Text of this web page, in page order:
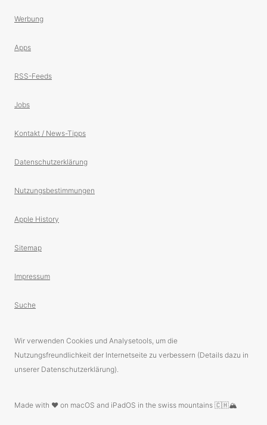
Werbung
Apps
RSS-Feeds
Jobs
Kontakt / News-Tipps
Datenschutzerklärung
Nutzungsbestimmungen
Apple History
Sitemap
Impressum
Suche
Wir verwenden Cookies und Analysetools, um die
Nutzungsfreundlichkeit der Internetseite zu verbessern (Details dazu in
unserer Datenschutzerklärung).
Made with ❤️ on macOS and iPadOS in the swiss mountains 🇨🇭🏔